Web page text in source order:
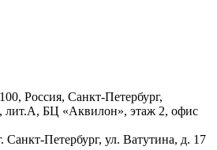
Россия, Санкт-Петербург,
лит.А, БЦ «Аквилон», этаж 2, офис
Санкт-Петербург, ул. Ватутина, д. 17